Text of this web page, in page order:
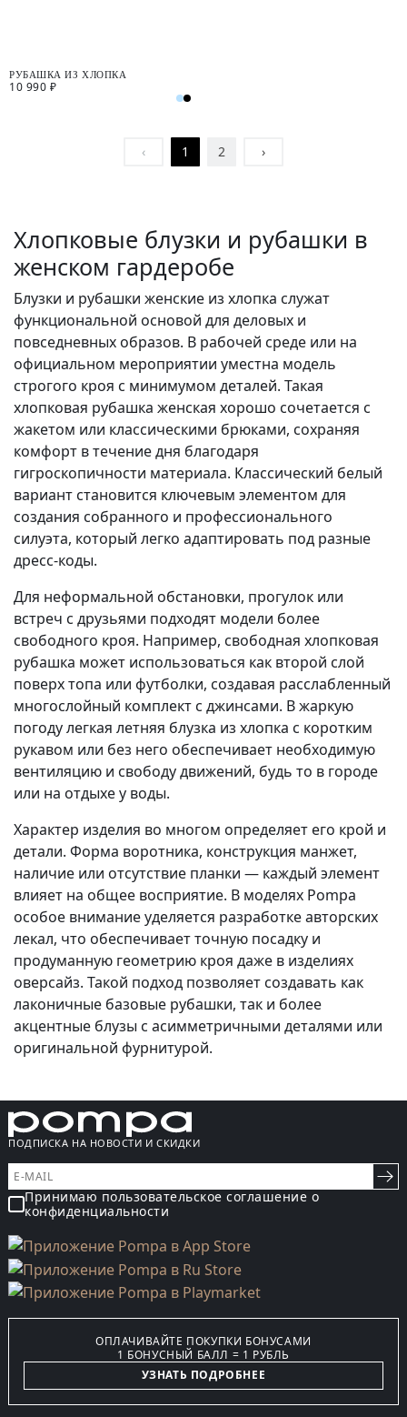
РУБАШКА ИЗ ХЛОПКА
10 990 ₽
‹ 1 2 ›
Хлопковые блузки и рубашки в
женском гардеробе
Блузки и рубашки женские из хлопка служат
функциональной основой для деловых и
повседневных образов. В рабочей среде или на
официальном мероприятии уместна модель
строгого кроя с минимумом деталей. Такая
хлопковая рубашка женская хорошо сочетается с
жакетом или классическими брюками, сохраняя
комфорт в течение дня благодаря
гигроскопичности материала. Классический белый
вариант становится ключевым элементом для
создания собранного и профессионального
силуэта, который легко адаптировать под разные
дресс-коды.
Для неформальной обстановки, прогулок или
встреч с друзьями подходят модели более
свободного кроя. Например, свободная хлопковая
рубашка может использоваться как второй слой
поверх топа или футболки, создавая расслабленный
многослойный комплект с джинсами. В жаркую
погоду легкая летняя блузка из хлопка с коротким
рукавом или без него обеспечивает необходимую
вентиляцию и свободу движений, будь то в городе
или на отдыхе у воды.
Характер изделия во многом определяет его крой и
детали. Форма воротника, конструкция манжет,
наличие или отсутствие планки — каждый элемент
влияет на общее восприятие. В моделях Pompa
особое внимание уделяется разработке авторских
лекал, что обеспечивает точную посадку и
продуманную геометрию кроя даже в изделиях
оверсайз. Такой подход позволяет создавать как
лаконичные базовые рубашки, так и более
акцентные блузы с асимметричными деталями или
оригинальной фурнитурой.
ПОДПИСКА НА НОВОСТИ И СКИДКИ
Принимаю пользовательское соглашение о
конфиденциальности
ОПЛАЧИВАЙТЕ ПОКУПКИ БОНУСАМИ
1 БОНУСНЫЙ БАЛЛ = 1 РУБЛЬ
УЗНАТЬ ПОДРОБНЕЕ